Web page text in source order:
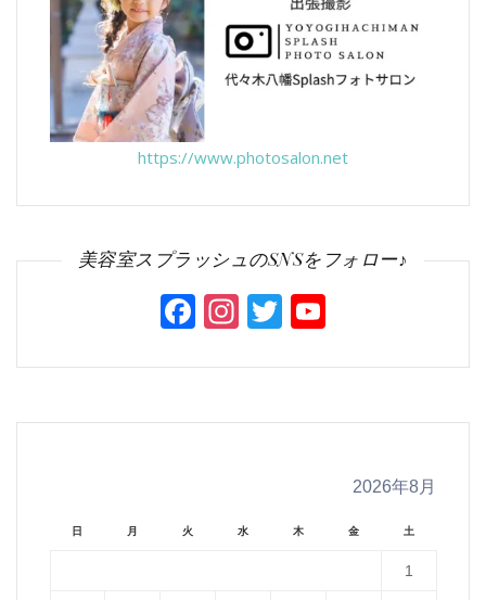
https://www.photosalon.net
美容室スプラッシュのSNSをフォロー♪
Facebook
Instagram
Twitter
2026年8月
日 月 火 水 木 金 土
1